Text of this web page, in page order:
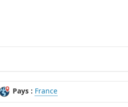
Pays : France